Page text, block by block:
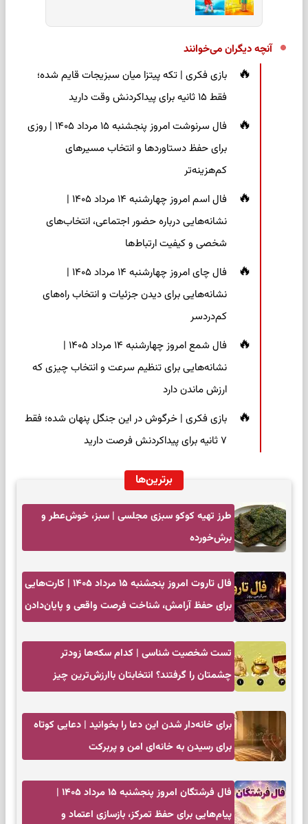
آنچه دیگران می‌خوانند
بازی فکری | تکه پیتزا میان سبزیجات قایم شده؛
فقط ۱۵ ثانیه برای پیداکردنش وقت دارید
فال سرنوشت امروز پنجشنبه ۱۵ مرداد ۱۴۰۵ | روزی
برای حفظ دستاوردها و انتخاب مسیرهای
کم‌هزینه‌تر
فال اسم امروز چهارشنبه ۱۴ مرداد ۱۴۰۵ |
نشانه‌هایی درباره حضور اجتماعی، انتخاب‌های
شخصی و کیفیت ارتباط‌ها
فال چای امروز چهارشنبه ۱۴ مرداد ۱۴۰۵ |
نشانه‌هایی برای دیدن جزئیات و انتخاب راه‌های
کم‌دردسر
فال شمع امروز چهارشنبه ۱۴ مرداد ۱۴۰۵ |
نشانه‌هایی برای تنظیم سرعت و انتخاب چیزی که
ارزش ماندن دارد
بازی فکری | خرگوش در این جنگل پنهان شده؛ فقط
۷ ثانیه برای پیداکردنش فرصت دارید
برترین‌ها
طرز تهیه کوکو سبزی مجلسی | سبز، خوش‌عطر و
برش‌خورده
فال تاروت امروز پنجشنبه ۱۵ مرداد ۱۴۰۵ | کارت‌هایی
برای حفظ آرامش، شناخت فرصت واقعی و پایان‌دادن
تست شخصیت شناسی | کدام سکه‌ها زودتر
چشمتان را گرفتند؟ انتخابتان باارزش‌ترین چیز
برای خانه‌دار شدن این دعا را بخوانید | دعایی کوتاه
برای رسیدن به خانه‌ای امن و پربرکت
فال فرشتگان امروز پنجشنبه ۱۵ مرداد ۱۴۰۵ |
پیام‌هایی برای حفظ تمرکز، بازسازی اعتماد و